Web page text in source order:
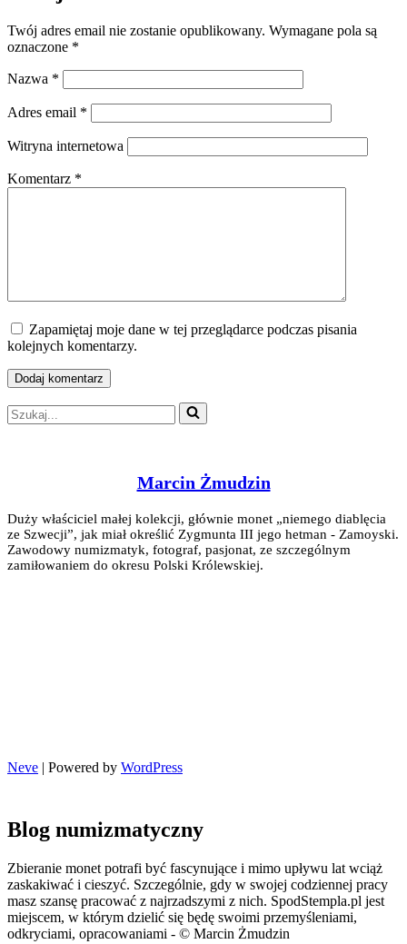
Twój adres email nie zostanie opublikowany. Wymagane pola są
oznaczone *
Nazwa *
Adres email *
Witryna internetowa
Komentarz *
Zapamiętaj moje dane w tej przeglądarce podczas pisania
kolejnych komentarzy.
Szukaj...
Marcin Żmudzin
Duży właściciel małej kolekcji, głównie monet „niemego diablęcia
ze Szwecji”, jak miał określić Zygmunta III jego hetman - Zamoyski.
Zawodowy numizmatyk, fotograf, pasjonat, ze szczególnym
zamiłowaniem do okresu Polski Królewskiej.
Neve | Powered by WordPress
Blog numizmatyczny
Zbieranie monet potrafi być fascynujące i mimo upływu lat wciąż
zaskakiwać i cieszyć. Szczególnie, gdy w swojej codziennej pracy
masz szansę pracować z najrzadszymi z nich. SpodStempla.pl jest
miejscem, w którym dzielić się będę swoimi przemyśleniami,
odkryciami, opracowaniami - © Marcin Żmudzin